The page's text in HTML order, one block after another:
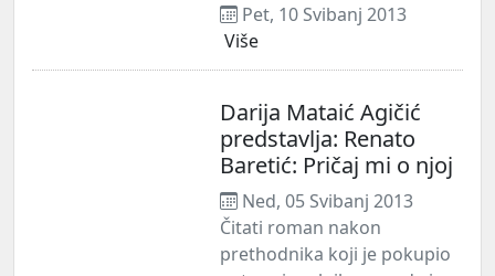
Pet, 10 Svibanj 2013
Više
Darija Mataić Agičić
predstavlja: Renato
Baretić: Pričaj mi o njoj
Ned, 05 Svibanj 2013
Čitati roman nakon
prethodnika koji je pokupio